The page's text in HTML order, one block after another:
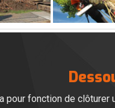
pour fonction de clôturer